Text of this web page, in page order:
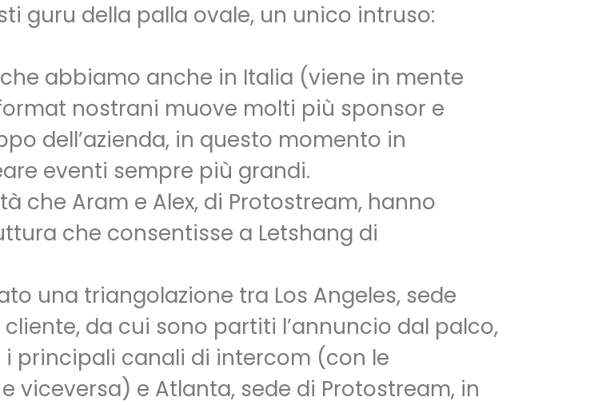
guru della palla ovale, un unico intruso:
abbiamo anche in Italia (viene in mente
nostrani muove molti più sponsor e
dell’azienda, in questo momento in
eventi sempre più grandi.
che Aram e Alex, di Protostream, hanno
che consentisse a Letshang di
una triangolazione tra Los Angeles, sede
cliente, da cui sono partiti l’annuncio dal palco,
i principali canali di intercom (con le
viceversa) e Atlanta, sede di Protostream, in